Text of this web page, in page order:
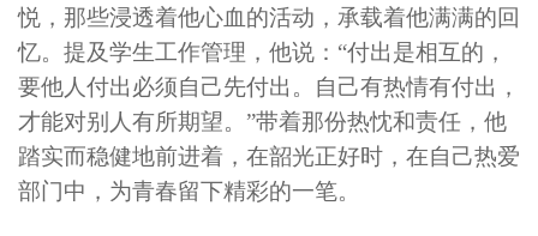
悦，那些浸透着他心血的活动，承载着他满满的回
忆。提及学生工作管理，他说：“付出是相互的，
要他人付出必须自己先付出。自己有热情有付出，
才能对别人有所期望。”带着那份热忱和责任，他
踏实而稳健地前进着，在韶光正好时，在自己热爱
部门中，为青春留下精彩的一笔。